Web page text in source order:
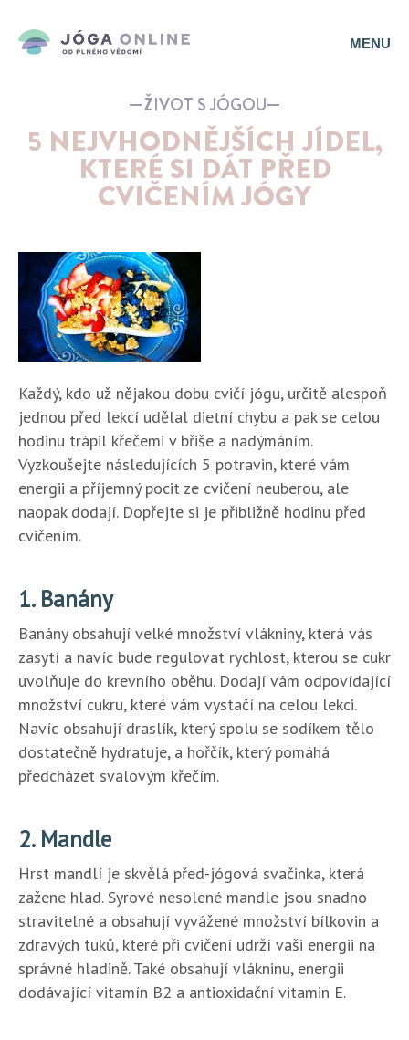
MENU
ŽIVOT S JÓGOU
5 NEJVHODNĚJŠÍCH JÍDEL,
KTERÉ SI DÁT PŘED
CVIČENÍM JÓGY
Každý, kdo už nějakou dobu cvičí jógu, určitě alespoň
jednou před lekcí udělal dietní chybu a pak se celou
hodinu trápil křečemi v břiše a nadýmáním.
Vyzkoušejte následujících 5 potravin, které vám
energii a příjemný pocit ze cvičení neuberou, ale
naopak dodají. Dopřejte si je přibližně hodinu před
cvičením.
1. Banány
Banány obsahují velké množství vlákniny, která vás
zasytí a navíc bude regulovat rychlost, kterou se cukr
uvolňuje do krevního oběhu. Dodají vám odpovídající
množství cukru, které vám vystačí na celou lekci.
Navíc obsahují draslík, který spolu se sodíkem tělo
dostatečně hydratuje, a hořčík, který pomáhá
předcházet svalovým křečím.
2. Mandle
Hrst mandlí je skvělá před-jógová svačinka, která
zažene hlad. Syrové nesolené mandle jsou snadno
stravitelné a obsahují vyvážené množství bílkovin a
zdravých tuků, které při cvičení udrží vaši energii na
správné hladině. Také obsahují vlákninu, energii
dodávající vitamín B2 a antioxidační vitamin E.